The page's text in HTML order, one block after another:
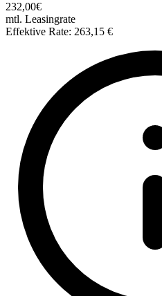
232,00€
mtl. Leasingrate
Effektive Rate: 263,15 €